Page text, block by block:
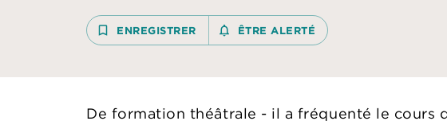
bookmark_border ENREGISTRER notifications_none_outlined
ÊTRE ALERTÉ
De formation théâtrale - il a fréquenté le cours